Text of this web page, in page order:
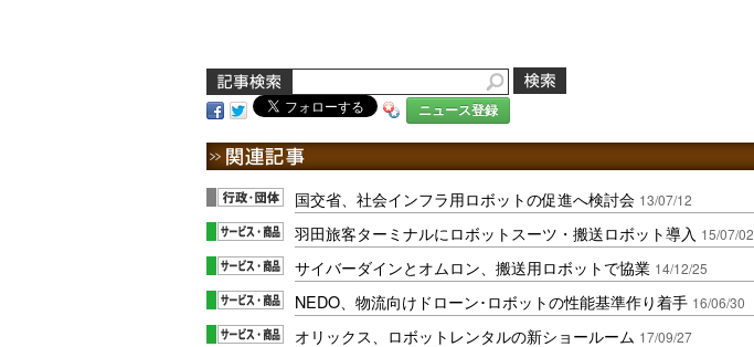
ニュース登録
国交省、社会インフラ用ロボットの促進へ検討会 13/07/12
羽田旅客ターミナルにロボットスーツ・搬送ロボット導入 15/07/02
サイバーダインとオムロン、搬送用ロボットで協業 14/12/25
NEDO、物流向けドローン･ロボットの性能基準作り着手 16/06/30
オリックス、ロボットレンタルの新ショールーム 17/09/27